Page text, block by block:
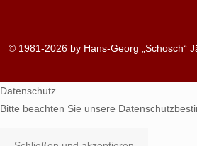
© 1981-2026 by Hans-Georg „Schosch“
Datenschutz
Bitte beachten Sie unsere